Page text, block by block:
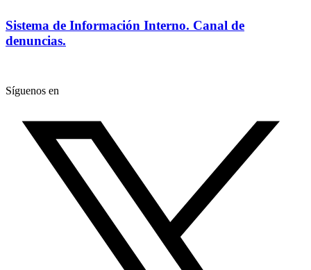
Sistema de Información Interno. Canal de
denuncias.
Síguenos en